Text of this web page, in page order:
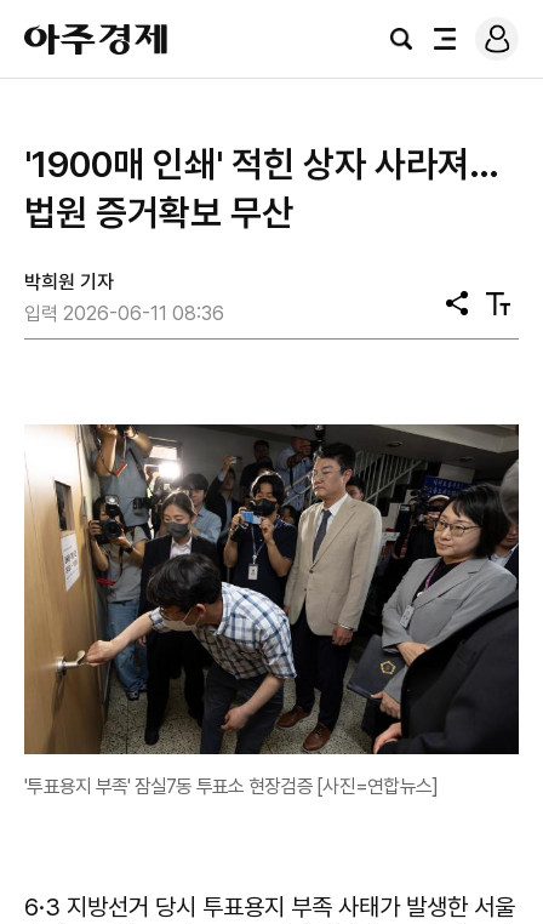
아
주
경
검
전
로
그
'1900매 인쇄' 적힌 상자 사라져…
법원 증거확보 무산
박희원 기자
입력 2026-06-11 08:36
공
유
텍
스
'투표용지 부족' 잠실7동 투표소 현장검증 [사진=연합뉴스]
6·3 지방선거 당시 투표용지 부족 사태가 발생한 서울